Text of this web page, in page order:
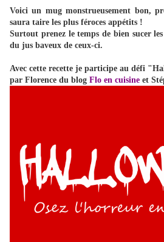
Voici un mug monstrueusement bon,
saura taire les plus féroces appétits !
Surtout prenez le temps de bien sucer
du jus baveux de ceux-ci.
Avec cette recette je participe au défi
par Florence du blog Flo en cuisine et